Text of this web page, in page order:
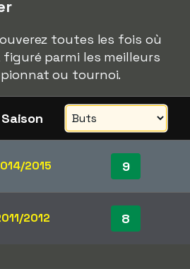
toutes les fois où
parmi les meilleurs
ou tournoi.
Saison
2015 9
2012 8